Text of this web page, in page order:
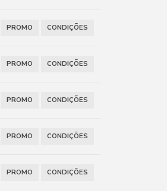
PROMO CONDIÇÕES
PROMO CONDIÇÕES
PROMO CONDIÇÕES
PROMO CONDIÇÕES
PROMO CONDIÇÕES